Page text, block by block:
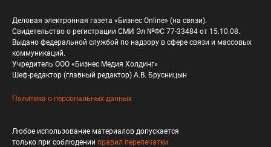
Деловая электронная газета «Бизнес Online» (на связи).
Свидетельство о регистрации СМИ Эл №ФС 77-33484 от 15.10.08.
Выдано федеральной службой по надзору в сфере связи и массовых
коммуникаций.
Учредитель ООО «Бизнес Медия Холдинг»
Шеф-редактор (главный редактор) А.В. Брусницын
Политика о персональных данных
Любое использование материалов допускается
только при соблюдении правил перепечатки